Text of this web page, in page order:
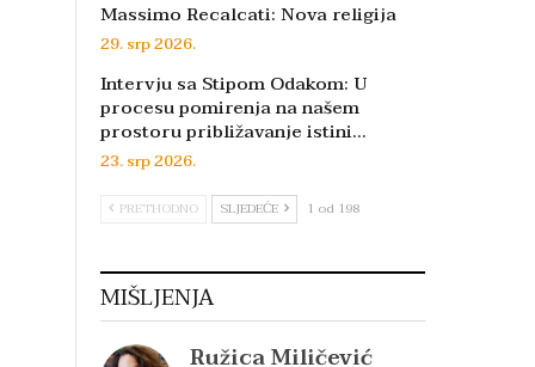
Massimo Recalcati: Nova religija
29. srp 2026.
Intervju sa Stipom Odakom: U
procesu pomirenja na našem
prostoru približavanje istini…
23. srp 2026.
PRETHODNO SLJEDEĆE 1 od 198
MIŠLJENJA
Ružica Miličević